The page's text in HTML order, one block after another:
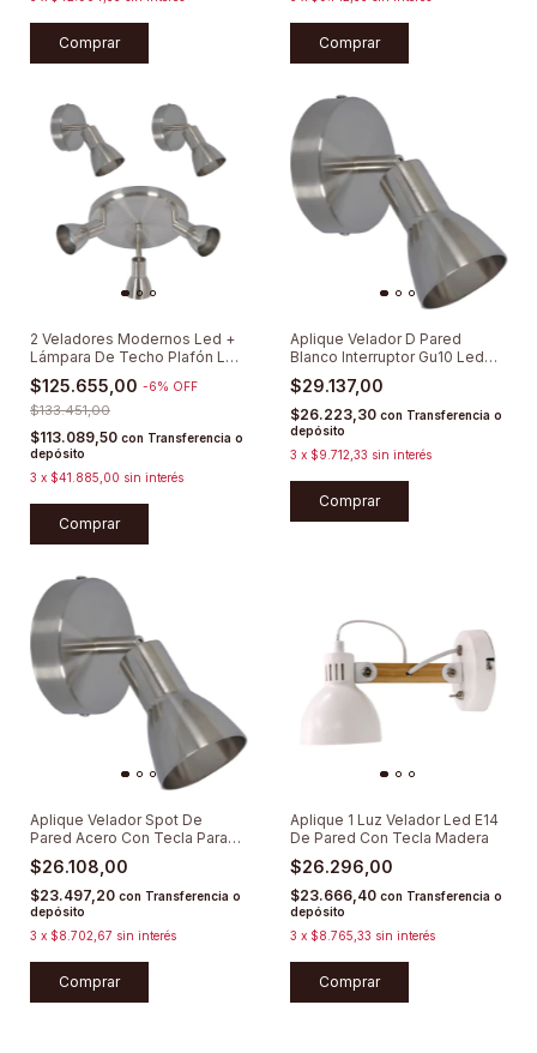
Comprar Comprar
2 Veladores Modernos Led +
Lámpara De Techo Plafón Led
Acero
$125.655,00 -6% OFF
$133.451,00
$113.089,50 con Transferencia o
depósito
3 x $41.885,00 sin interés
Comprar
Aplique Velador D Pared
Blanco Interruptor Gu10 Led
Cabecera
$29.137,00
$26.223,30 con Transferencia o
depósito
3 x $9.712,33 sin interés
Comprar
Aplique Velador Spot De
Pared Acero Con Tecla Para
Gu10 Led
$26.108,00
$23.497,20 con Transferencia o
depósito
3 x $8.702,67 sin interés
Comprar
Aplique 1 Luz Velador Led E14
De Pared Con Tecla Madera
$26.296,00
$23.666,40 con Transferencia o
depósito
3 x $8.765,33 sin interés
Comprar